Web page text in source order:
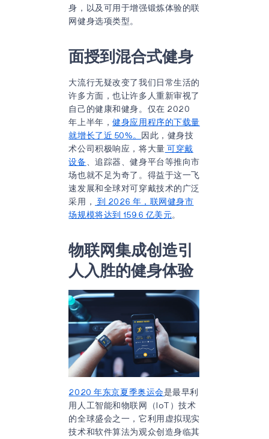
身，以及可用于增强锻炼体验的联
网健身选项类型。
面授到混合式健身
大流行无疑改变了我们日常生活的
许多方面，也让许多人重新审视了
自己的健康和健身。仅在 2020
年上半年，健身应用程序的下载量
就增长了近 50%。 因此，健身技
术公司积极响应，将大量 可穿戴
设备 、追踪器、健身平台等推向市
场也就不足为奇了。得益于这一飞
速发展和全球对可穿戴技术的广泛
采用， 到 2026 年，联网健身市
场规模将达到 159.6 亿美元。
物联网集成创造引
人入胜的健身体验
2020 年东京夏季奥运会是最早利
用人工智能和物联网（IoT）技术
的全球盛会之一，它利用虚拟现实
技术和软件算法为观众创造身临其